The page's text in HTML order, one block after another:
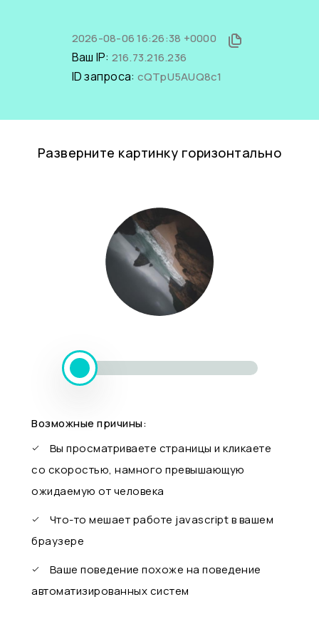
2026-08-06 16:26:38 +0000
Ваш IP: 216.73.216.236
ID запроса: cQTpU5AUQ8c1
Разверните картинку горизонтально
Возможные причины:
Вы просматриваете страницы и кликаете
со скоростью, намного превышающую
ожидаемую от человека
Что-то мешает работе javascript в вашем
браузере
Ваше поведение похоже на поведение
автоматизированных систем